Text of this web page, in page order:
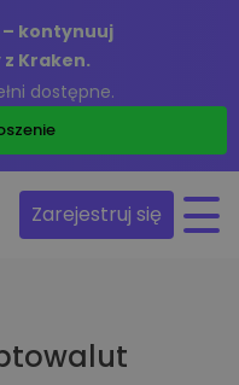
– kontynuuj
Kraken.
dostępne.
Zarejestruj się